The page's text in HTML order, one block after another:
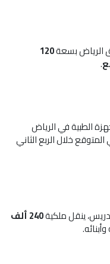
الرياض بسعة120
.
الطبية في الرياض
المتوقع خلال الربع الثاني
ينقل ملكية
240 ألف